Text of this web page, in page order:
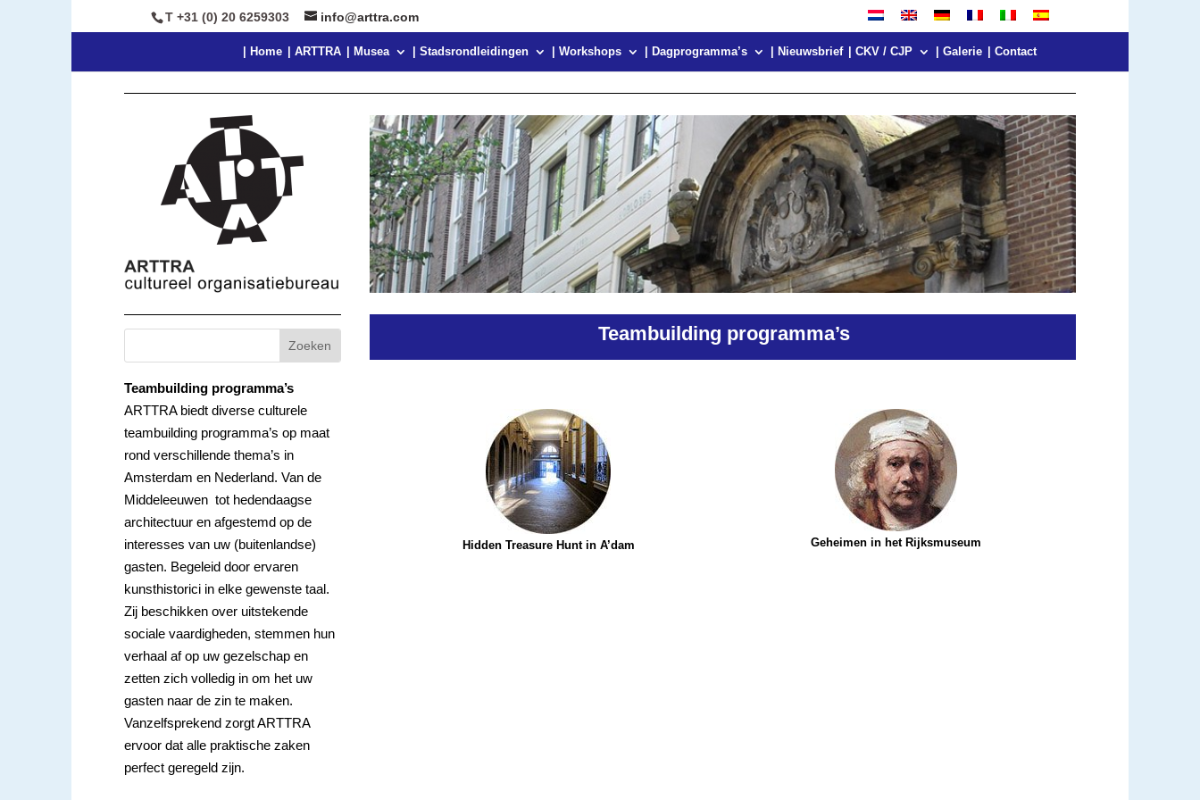
T +31 (0) 20 6259303 info@arttra.com
| Home | ARTTRA | Musea | Stadsrondleidingen | Workshops | Dagprogramma’s | Nieuwsbrief | CKV / CJP | Galerie | Contact
Teambuilding programma’s
ARTTRA biedt diverse culturele
teambuilding programma’s op maat
rond verschillende thema’s in
Amsterdam en Nederland. Van de
Middeleeuwen tot hedendaagse
architectuur en afgestemd op de
interesses van uw (buitenlandse)
gasten. Begeleid door ervaren
kunsthistorici in elke gewenste taal.
Zij beschikken over uitstekende
sociale vaardigheden, stemmen hun
verhaal af op uw gezelschap en
zetten zich volledig in om het uw
gasten naar de zin te maken.
Vanzelfsprekend zorgt ARTTRA
ervoor dat alle praktische zaken
perfect geregeld zijn.
Teambuilding programma’s
Hidden Treasure Hunt in A’dam Geheimen in het Rijksmuseum